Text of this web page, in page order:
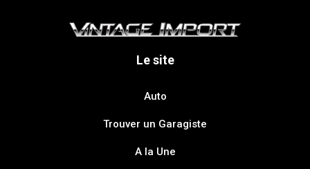
Le site
Auto
Trouver un Garagiste
A la Une